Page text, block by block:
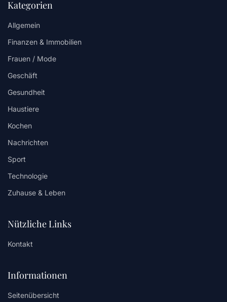
Kategorien
Allgemein
Finanzen & Immobilien
Frauen / Mode
Geschäft
Gesundheit
Haustiere
Kochen
Nachrichten
Sport
Technologie
Zuhause & Leben
Nützliche Links
Kontakt
Informationen
Seitenübersicht